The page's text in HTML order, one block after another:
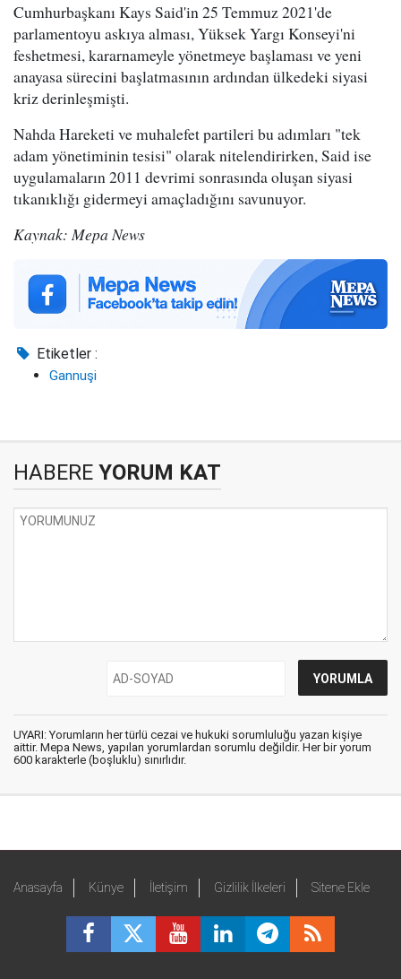
Cumhurbaşkanı Kays Said'in 25 Temmuz 2021'de
parlamentoyu askıya alması, Yüksek Yargı Konseyi'ni
feshetmesi, kararnameyle yönetmeye başlaması ve yeni
anayasa sürecini başlatmasının ardından ülkedeki siyasi
kriz derinleşmişti.
Nahda Hareketi ve muhalefet partileri bu adımları "tek
adam yönetiminin tesisi" olarak nitelendirirken, Said ise
uygulamaların 2011 devrimi sonrasında oluşan siyasi
tıkanıklığı gidermeyi amaçladığını savunuyor.
Kaynak: Mepa News
Etiketler :
Gannuşi
HABERE YORUM KAT
UYARI: Yorumların her türlü cezai ve hukuki sorumluluğu yazan kişiye
aittir. Mepa News, yapılan yorumlardan sorumlu değildir. Her bir yorum
600 karakterle (boşluklu) sınırlıdır.
Anasayfa Künye İletişim Gizlilik İlkeleri Sitene Ekle